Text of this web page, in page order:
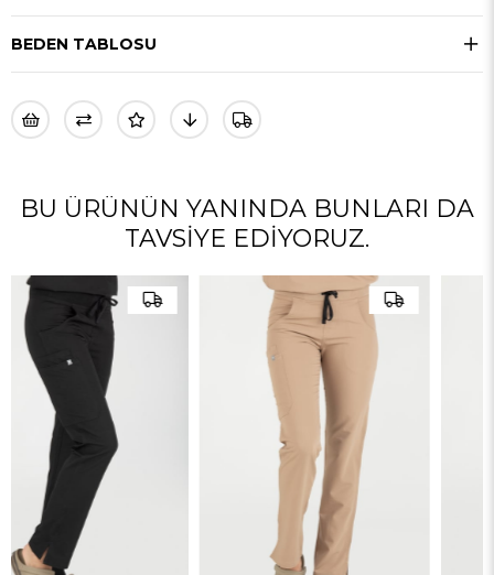
BEDEN TABLOSU
BU ÜRÜNÜN YANINDA BUNLARI DA
TAVSIYE EDIYORUZ.